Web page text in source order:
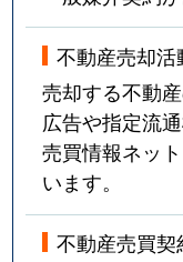
不動産売却活
売却する不動
広告や指定流
売買情報ネッ
います。
不動産売買契